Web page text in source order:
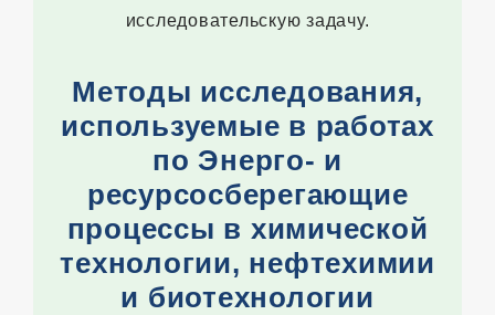
исследовательскую задачу.
Методы исследования,
используемые в работах
по Энерго- и
ресурсосберегающие
процессы в химической
технологии, нефтехимии
и биотехнологии